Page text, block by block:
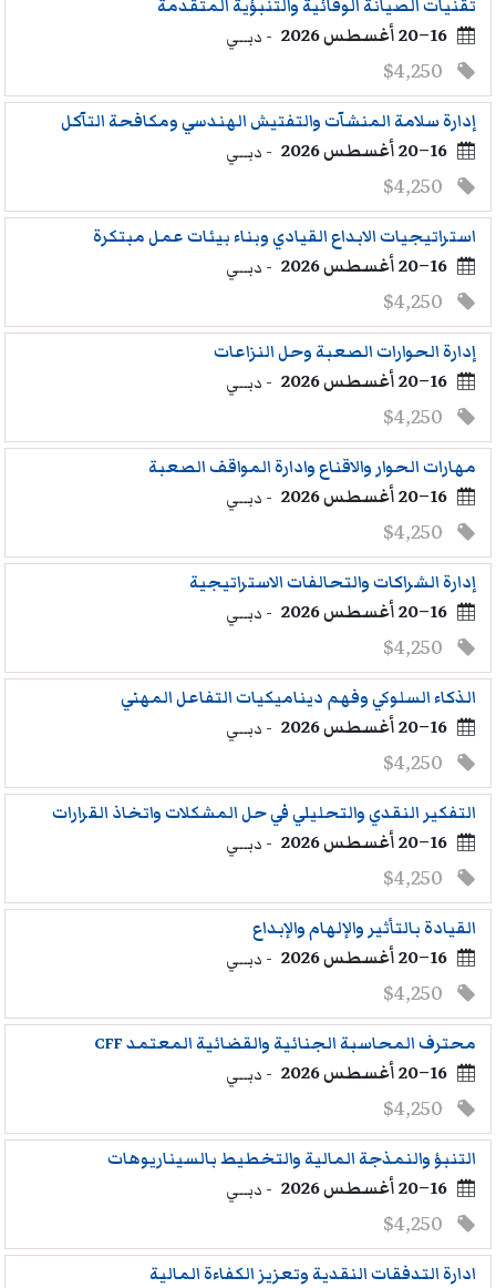
تقنيات الصيانة الوقائية والتنبؤية المتقدمة
16–20 أغسطس 2026 - دبــي
إدارة سلامة المنشآت والتفتيش الهندسي ومكافحة التآكل
16–20 أغسطس 2026 - دبــي
استراتيجيات الابداع القيادي وبناء بيئات عمل مبتكرة
16–20 أغسطس 2026 - دبــي
إدارة الحوارات الصعبة وحل النزاعات
16–20 أغسطس 2026 - دبــي
مهارات الحوار والاقناع وادارة المواقف الصعبة
16–20 أغسطس 2026 - دبــي
إدارة الشراكات والتحالفات الاستراتيجية
16–20 أغسطس 2026 - دبــي
الذكاء السلوكي وفهم ديناميكيات التفاعل المهني
16–20 أغسطس 2026 - دبــي
التفكير النقدي والتحليلي في حل المشكلات واتخاذ القرارات
16–20 أغسطس 2026 - دبــي
القيادة بالتأثير والإلهام والإبداع
16–20 أغسطس 2026 - دبــي
محترف المحاسبة الجنائية والقضائية المعتمد CFF
16–20 أغسطس 2026 - دبــي
التنبؤ والنمذجة المالية والتخطيط بالسيناريوهات
16–20 أغسطس 2026 - دبــي
ادارة التدفقات النقدية وتعزيز الكفاءة المالية